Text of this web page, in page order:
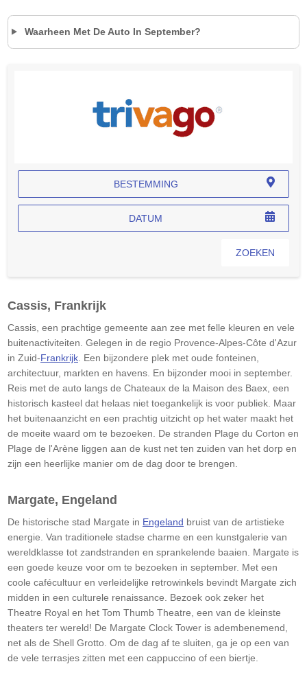
Waarheen Met De Auto In September?
BESTEMMING
DATUM
ZOEKEN
Cassis, Frankrijk
Cassis, een prachtige gemeente aan zee met felle kleuren en vele
buitenactiviteiten. Gelegen in de regio Provence-Alpes-Côte d'Azur
in Zuid-Frankrijk . Een bijzondere plek met oude fonteinen,
architectuur, markten en havens. En bijzonder mooi in september.
Reis met de auto langs de Chateaux de la Maison des Baex, een
historisch kasteel dat helaas niet toegankelijk is voor publiek. Maar
het buitenaanzicht en een prachtig uitzicht op het water maakt het
de moeite waard om te bezoeken. De stranden Plage du Corton en
Plage de l'Arène liggen aan de kust net ten zuiden van het dorp en
zijn een heerlijke manier om de dag door te brengen.
Margate, Engeland
De historische stad Margate in Engeland bruist van de artistieke
energie. Van traditionele stadse charme en een kunstgalerie van
wereldklasse tot zandstranden en sprankelende baaien. Margate is
een goede keuze voor om te bezoeken in september. Met een
coole cafécultuur en verleidelijke retrowinkels bevindt Margate zich
midden in een culturele renaissance. Bezoek ook zeker het
Theatre Royal en het Tom Thumb Theatre, een van de kleinste
theaters ter wereld! De Margate Clock Tower is adembenemend,
net als de Shell Grotto. Om de dag af te sluiten, ga je op een van
de vele terrasjes zitten met een cappuccino of een biertje.